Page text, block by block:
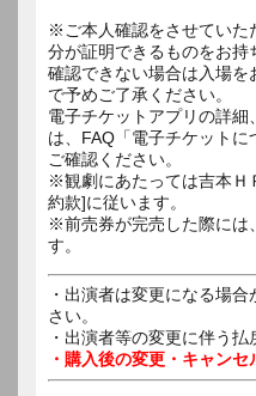
※ご本人確認をさせていた
分が証明できるものをお持
確認できない場合は入場
で予めご了承ください。
電子チケットアプリの詳
は、FAQ「電子チケット
ご確認ください。
※観劇にあたっては吉本Ｈ
約款]に従います。
※前売券が完売した際には
す。
・出演者は変更になる場
さい。
・出演者等の変更に伴う払
・購入後の変更・キャンセ